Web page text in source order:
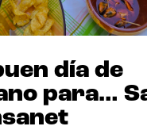
día de
para…